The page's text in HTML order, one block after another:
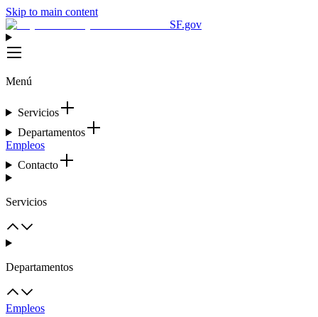
Skip to main content
SF.gov
Menú
Servicios
Departamentos
Empleos
Contacto
Servicios
Departamentos
Empleos